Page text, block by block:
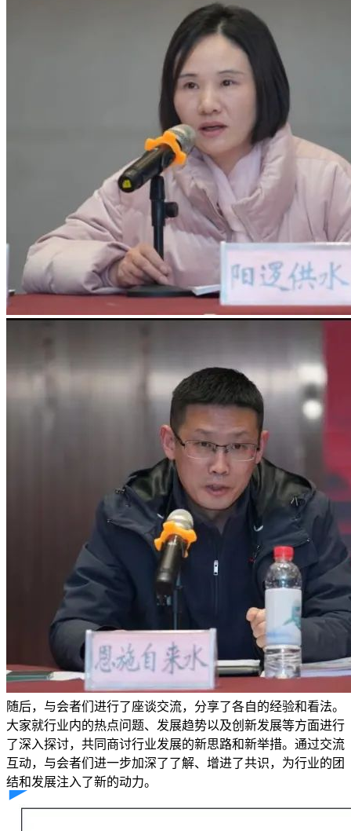
随后，与会者们进行了座谈交流，分享了各自的经验和看法。
大家就行业内的热点问题、发展趋势以及创新发展等方面进行
了深入探讨，共同商讨行业发展的新思路和新举措。通过交流
互动，与会者们进一步加深了了解、增进了共识，为行业的团
结和发展注入了新的动力。